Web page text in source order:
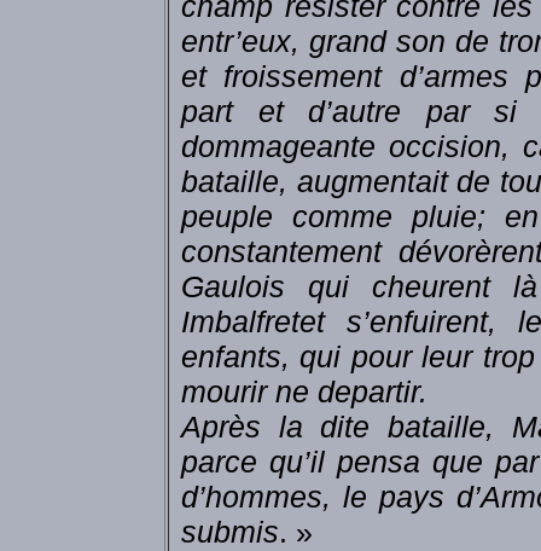
entr’eux, grand son de
et froissement d’armes
part et d’autre par
dommageante occision,
bataille, augmentait de
peuple comme pluie;
constantement
Gaulois qui cheurent
Imbalfretet s’enfuirent,
enfants, qui pour leur
mourir ne departir.
Après la dite bataille,
parce qu’il pensa que
d’hommes, le pays
submis. »